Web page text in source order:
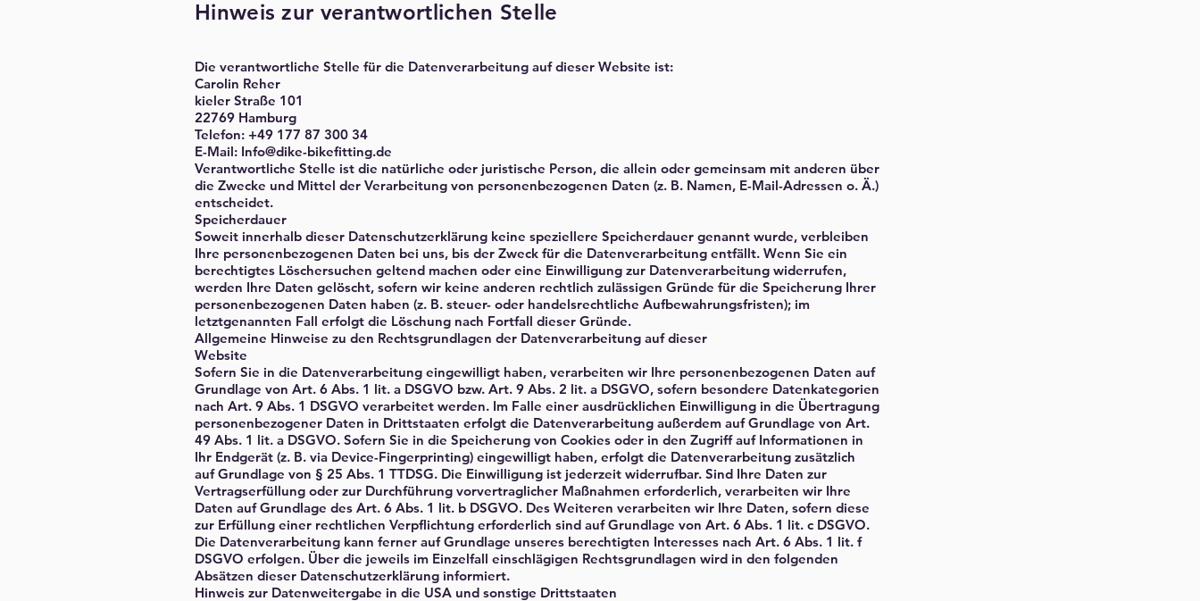
Hinweis zur verantwortlichen Stelle
Die verantwortliche Stelle für die Datenverarbeitung auf dieser Website ist:
Carolin Reher
kieler Straße 101
22769 Hamburg
Telefon: +49 177 87 300 34
E-Mail: Info@dike-bikefitting.de
Verantwortliche Stelle ist die natürliche oder juristische Person, die allein oder gemeinsam mit anderen über
die Zwecke und Mittel der Verarbeitung von personenbezogenen Daten (z. B. Namen, E-Mail-Adressen o. Ä.)
entscheidet.
Speicherdauer
Soweit innerhalb dieser Datenschutzerklärung keine speziellere Speicherdauer genannt wurde, verbleiben
Ihre personenbezogenen Daten bei uns, bis der Zweck für die Datenverarbeitung entfällt. Wenn Sie ein
berechtigtes Löschersuchen geltend machen oder eine Einwilligung zur Datenverarbeitung widerrufen,
werden Ihre Daten gelöscht, sofern wir keine anderen rechtlich zulässigen Gründe für die Speicherung Ihrer
personenbezogenen Daten haben (z. B. steuer- oder handelsrechtliche Aufbewahrungsfristen); im
letztgenannten Fall erfolgt die Löschung nach Fortfall dieser Gründe.
Allgemeine Hinweise zu den Rechtsgrundlagen der Datenverarbeitung auf dieser
Website
Sofern Sie in die Datenverarbeitung eingewilligt haben, verarbeiten wir Ihre personenbezogenen Daten auf
Grundlage von Art. 6 Abs. 1 lit. a DSGVO bzw. Art. 9 Abs. 2 lit. a DSGVO, sofern besondere Datenkategorien
nach Art. 9 Abs. 1 DSGVO verarbeitet werden. Im Falle einer ausdrücklichen Einwilligung in die Übertragung
personenbezogener Daten in Drittstaaten erfolgt die Datenverarbeitung außerdem auf Grundlage von Art.
49 Abs. 1 lit. a DSGVO. Sofern Sie in die Speicherung von Cookies oder in den Zugriff auf Informationen in
Ihr Endgerät (z. B. via Device-Fingerprinting) eingewilligt haben, erfolgt die Datenverarbeitung zusätzlich
auf Grundlage von § 25 Abs. 1 TTDSG. Die Einwilligung ist jederzeit widerrufbar. Sind Ihre Daten zur
Vertragserfüllung oder zur Durchführung vorvertraglicher Maßnahmen erforderlich, verarbeiten wir Ihre
Daten auf Grundlage des Art. 6 Abs. 1 lit. b DSGVO. Des Weiteren verarbeiten wir Ihre Daten, sofern diese
zur Erfüllung einer rechtlichen Verpflichtung erforderlich sind auf Grundlage von Art. 6 Abs. 1 lit. c DSGVO.
Die Datenverarbeitung kann ferner auf Grundlage unseres berechtigten Interesses nach Art. 6 Abs. 1 lit. f
DSGVO erfolgen. Über die jeweils im Einzelfall einschlägigen Rechtsgrundlagen wird in den folgenden
Absätzen dieser Datenschutzerklärung informiert.
Hinweis zur Datenweitergabe in die USA und sonstige Drittstaaten